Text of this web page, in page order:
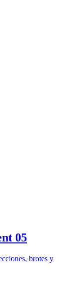
05
brotes y